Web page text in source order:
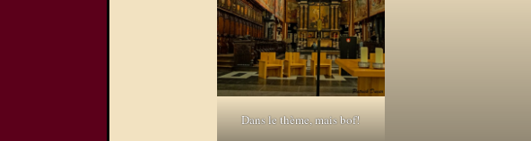
Dans le thème, mais bof!